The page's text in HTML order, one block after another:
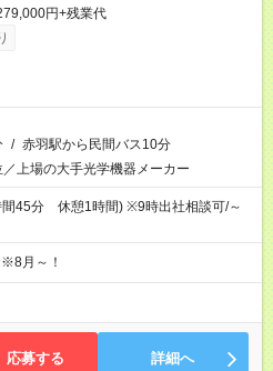
円+残業代
/ 赤羽駅から民間バス10分
上場の大手光学機器メーカー
45分 休憩1時間) ※9時出社相談可/～
月～！
応募する 詳細へ